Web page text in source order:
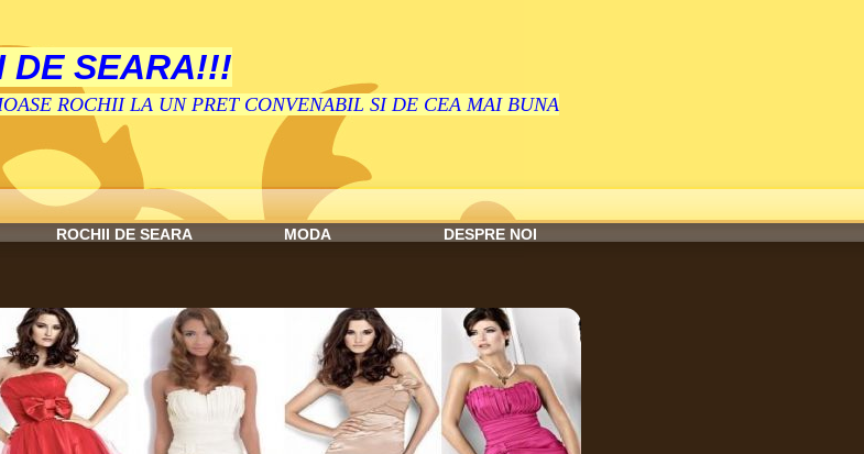
DE SEARA!!!
ROCHII LA UN PRET CONVENABIL SI DE CEA MAI BUNA
ROCHII DE SEARA MODA DESPRE NOI